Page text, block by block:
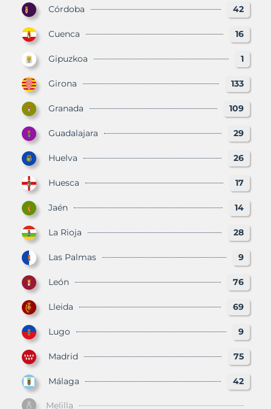
Córdoba 42
Cuenca 16
Gipuzkoa 1
Girona 133
Granada 109
Guadalajara 29
Huelva 26
Huesca 17
Jaén 14
La Rioja 28
Las Palmas 9
León 76
Lleida 69
Lugo 9
Madrid 75
Málaga 42
Melilla